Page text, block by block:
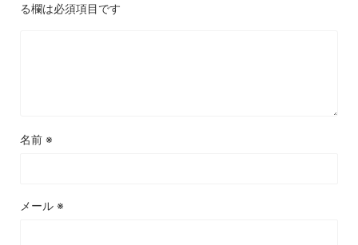
る欄は必須項目です
名前 ※
メール ※